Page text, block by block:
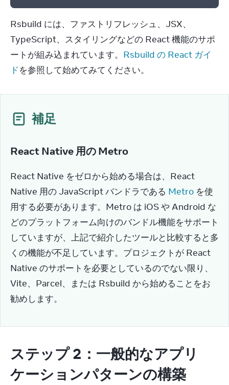
Rsbuild には、ファストリフレッシュ、JSX、
TypeScript、スタイリングなどの React 機能のサポ
ートが組み込まれています。 Rsbuild の React ガイ
ドを参照して始めてみてください。
補足
React Native 用の Metro
React Native をゼロから始める場合は、React
Native 用の JavaScript バンドラである Metro を使
用する必要があります。Metro は iOS や Android な
どのプラットフォーム向けのバンドル機能をサポート
していますが、上記で紹介したツールと比較すると多
くの機能が不足しています。プロジェクトが React
Native のサポートを必要としているのでない限り、
Vite、Parcel、または Rsbuild から始めることをお
勧めします。
ステップ 2：一般的なアプリ
ケーションパターンの構築